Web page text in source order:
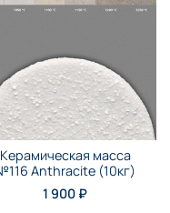
Керамическая масса
№116 Anthraсite (10кг)
1 900 ₽